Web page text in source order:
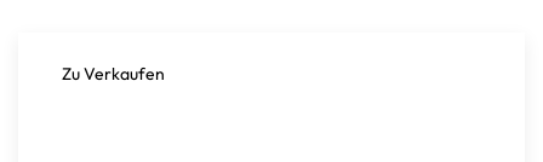
Zu Verkaufen